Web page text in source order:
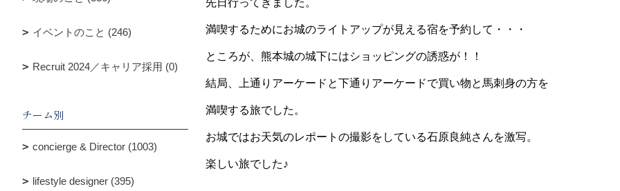
先日行ってきました。
満喫するためにお城のライトアップが見える宿を予約して・・・
ところが、熊本城の城下にはショッピングの誘惑が！！
結局、上通りアーケードと下通りアーケードで買い物と馬刺身の方を
満喫する旅でした。
お城ではお天気のレポートの撮影をしている石原良純さんを激写。
楽しい旅でした♪
イベントのこと (246)
Recruit 2024／キャリア採用 (0)
チーム別
concierge & Director (1003)
lifestyle designer (395)